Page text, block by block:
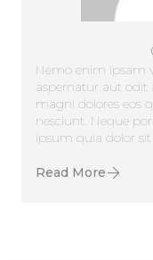
Nemo enim ipsam
aspernatur aut odit
magni dolores eos
nesciunt. Neque
ipsum quia dolor sit
Read More